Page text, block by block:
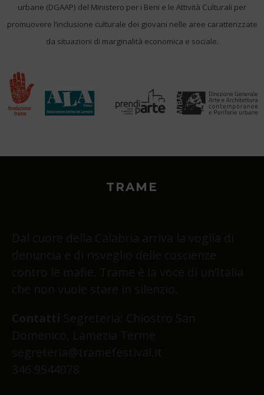
urbane (DGAAP) del Ministero per i Beni e le Attività Culturali per
promuovere l’inclusione culturale dei giovani nelle aree caratterizzate
da situazioni di marginalità economica e sociale.
TRAME